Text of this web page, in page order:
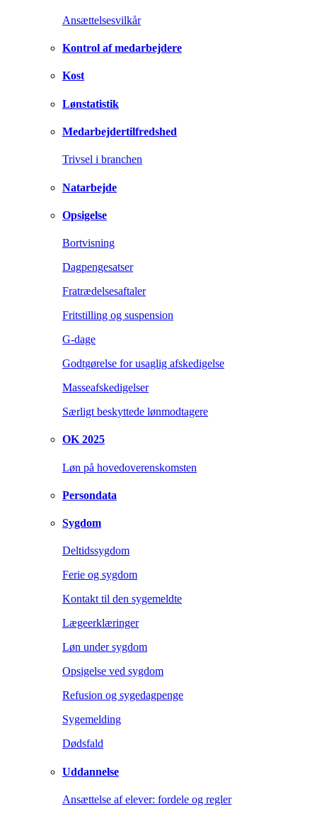
Ansættelsesvilkår
Kontrol af medarbejdere
Kost
Lønstatistik
Medarbejdertilfredshed
Trivsel i branchen
Natarbejde
Opsigelse
Bortvisning
Dagpengesatser
Fratrædelsesaftaler
Fritstilling og suspension
G-dage
Godtgørelse for usaglig afskedigelse
Masseafskedigelser
Særligt beskyttede lønmodtagere
OK 2025
Løn på hovedoverenskomsten
Persondata
Sygdom
Deltidssygdom
Ferie og sygdom
Kontakt til den sygemeldte
Lægeerklæringer
Løn under sygdom
Opsigelse ved sygdom
Refusion og sygedagpenge
Sygemelding
Dødsfald
Uddannelse
Ansættelse af elever: fordele og regler